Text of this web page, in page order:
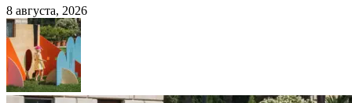
8 августа, 2026